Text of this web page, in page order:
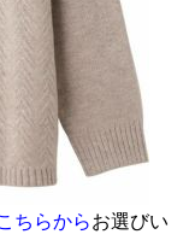
ちらからお選びい